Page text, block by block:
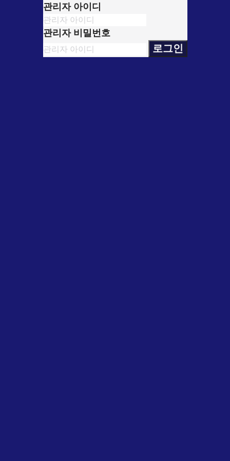
관리자 아이디
관리자 비밀번호
로그인